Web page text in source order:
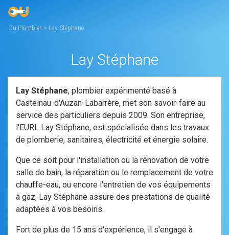
Ou Plombier > Lay Stéphane
Lay Stéphane
Lay Stéphane, plombier expérimenté basé à
Castelnau-d'Auzan-Labarrère, met son savoir-faire au
service des particuliers depuis 2009. Son entreprise,
l'EURL Lay Stéphane, est spécialisée dans les travaux
de plomberie, sanitaires, électricité et énergie solaire.
Que ce soit pour l'installation ou la rénovation de votre
salle de bain, la réparation ou le remplacement de votre
chauffe-eau, ou encore l'entretien de vos équipements
à gaz, Lay Stéphane assure des prestations de qualité
adaptées à vos besoins.
Fort de plus de 15 ans d'expérience, il s'engage à